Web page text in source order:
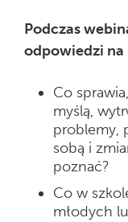
Podczas
odpowiedzi na
Co
myślą,
problemy,
sobą i
poznać?
Co w
młodych